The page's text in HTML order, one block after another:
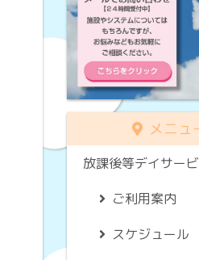
メニュ
放課後等デイサー
ご利用案内
スケジュール